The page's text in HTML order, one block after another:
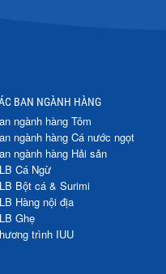
BAN NGÀNH HÀNG
ngành hàng Tôm
ngành hàng Cá nước ngọt
ngành hàng Hải sản
Cá Ngừ
Bột cá & Surimi
Hàng nội địa
Ghẹ
trình IUU